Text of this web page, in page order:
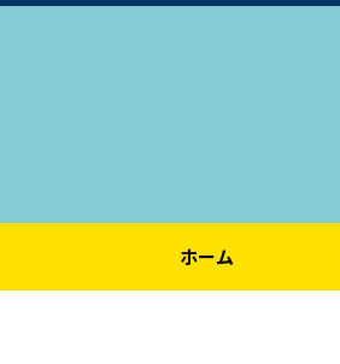
ホーム